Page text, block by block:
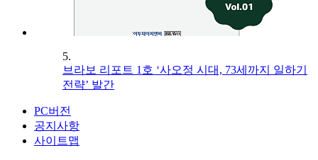
5.
브라보 리포트 1호 ‘사오정 시대, 73세까지 일하기
전략’ 발간
PC버전
공지사항
사이트맵